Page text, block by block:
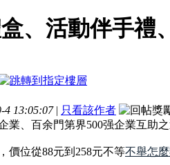
、活動伴手禮
4 13:05:07 | 只看該作者
業、百余門第界500强企業互助之
價位從88元到258元不等不舉怎